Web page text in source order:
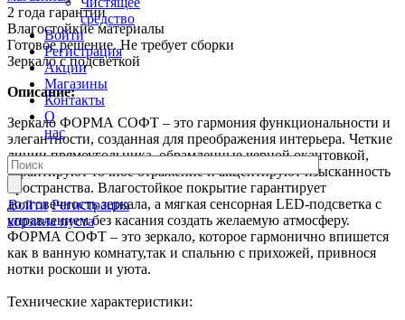
средство
Войти
Регистрация
Акции
Магазины
Контакты
О
нас
Войти Регистрация
корзина пуста
2 года гарантии
Влагостойкие материалы
Готовое решение. Не требует сборки
Зеркало с подсветкой
Описание:
Зеркало ФОРМА СОФТ – это гармония функциональности и
элегантности, созданная для преображения интерьера. Четкие
линии прямоугольника, обрамленные черной окантовкой,
гарантируют точное отражение и акцентируют изысканность
пространства. Влагостойкое покрытие гарантирует
долговечность зеркала, а мягкая сенсорная LED-подсветка с
управлением без касания создать желаемую атмосферу.
ФОРМА СОФТ – это зеркало, которое гармонично впишется
как в ванную комнату,так и спальню с прихожей, привнося
нотки роскоши и уюта.
Технические характеристики: